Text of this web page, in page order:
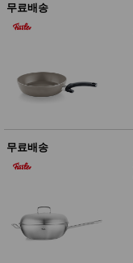
무료배송
무료배송